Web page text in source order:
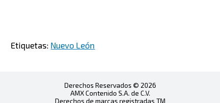
Etiquetas: Nuevo León
Derechos Reservados © 2026
AMX Contenido S.A. de C.V.
Derechos de marcas registradas TM